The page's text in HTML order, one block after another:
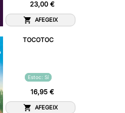
23,00 €
AFEGEIX
TOCOTOC
Estoc: Sí
16,95 €
AFEGEIX